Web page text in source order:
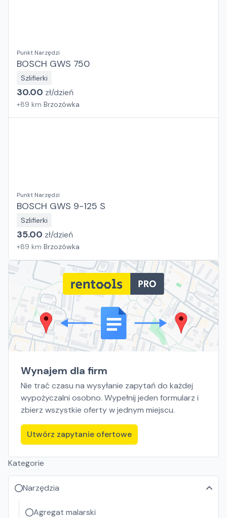
Punkt Narzędzi
BOSCH GWS 750
Szlifierki
30.00 zł/dzień
+89 km Brzozówka
Punkt Narzędzi
BOSCH GWS 9-125 S
Szlifierki
35.00 zł/dzień
+89 km Brzozówka
Wynajem dla firm
Nie trać czasu na wysyłanie zapytań do każdej
wypożyczalni osobno. Wypełnij jeden formularz i
zbierz wszystkie oferty w jednym miejscu.
Utwórz zapytanie ofertowe
Kategorie
Narzędzia
Agregat malarski